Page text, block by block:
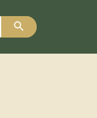
Search Button